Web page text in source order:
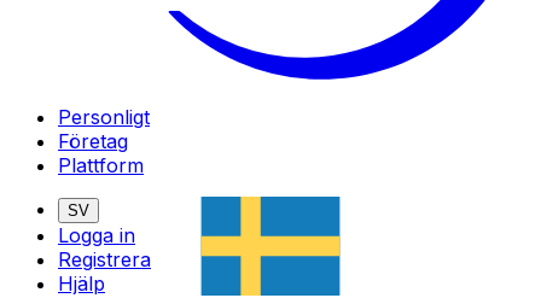
Personligt
Företag
Plattform
SV
Logga in
Registrera
Hjälp